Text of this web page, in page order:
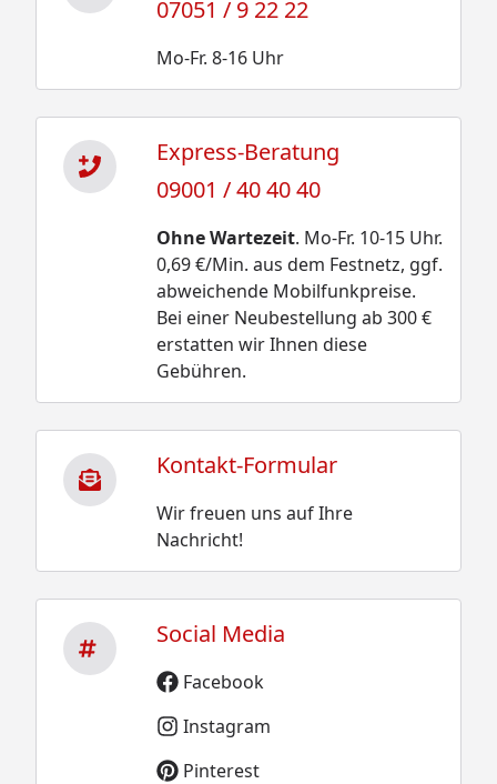
07051 / 9 22 22
Mo-Fr. 8-16 Uhr
Express-Beratung
09001 / 40 40 40
Ohne Wartezeit. Mo-Fr. 10-15 Uhr.
0,69 €/Min. aus dem Festnetz, ggf.
abweichende Mobilfunkpreise.
Bei einer Neubestellung ab 300 €
erstatten wir Ihnen diese
Gebühren.
Kontakt-Formular
Wir freuen uns auf Ihre
Nachricht!
Social Media
Facebook
Instagram
Pinterest